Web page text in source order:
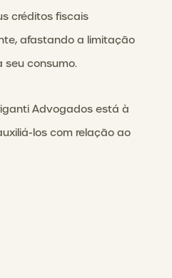
créditos fiscais
afastando a limitação
seu consumo.
Advogados está à
los com relação ao